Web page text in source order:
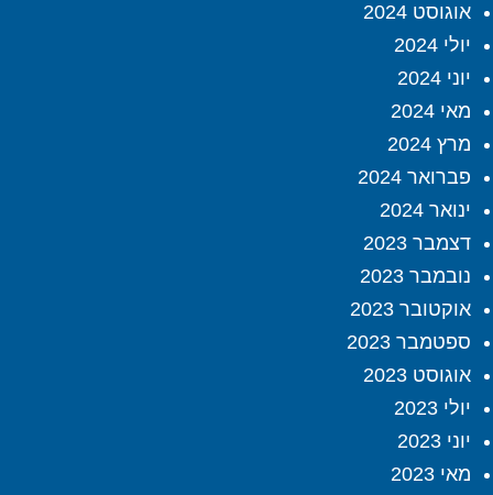
אוגוסט 2024
יולי 2024
יוני 2024
מאי 2024
מרץ 2024
פברואר 2024
ינואר 2024
דצמבר 2023
נובמבר 2023
אוקטובר 2023
ספטמבר 2023
אוגוסט 2023
יולי 2023
יוני 2023
מאי 2023